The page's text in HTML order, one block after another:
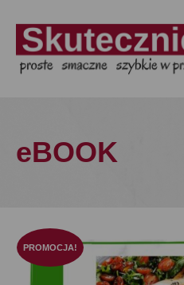
eBOOK
PROMOCJA!